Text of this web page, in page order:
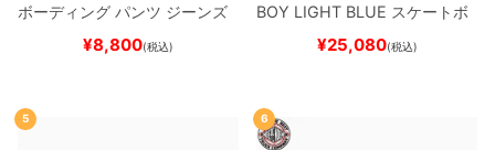
ボーディング パンツ ジーンズ
SLIM FIT 30 LENGTH
スケートボード スケボー
¥8,800(税込)
BOY LIGHT BLUE スケートボ
ード スケボー
¥25,080(税込)
5 6